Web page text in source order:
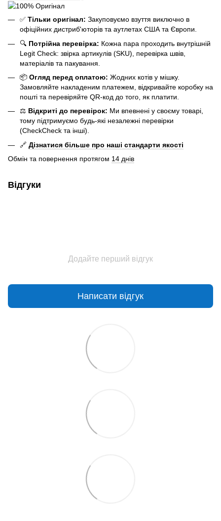
✅ Тільки оригінал: Закуповуємо взуття виключно в
офіційних дистриб'юторів та аутлетах США та Європи.
🔍 Потрійна перевірка: Кожна пара проходить внутрішній
Legit Check: звірка артикулів (SKU), перевірка швів,
матеріалів та пакування.
📦 Огляд перед оплатою: Жодних котів у мішку.
Замовляйте накладеним платежем, відкривайте коробку на
пошті та перевіряйте QR-код до того, як платити.
⚖️ Відкриті до перевірок: Ми впевнені у своєму товарі,
тому підтримуємо будь-які незалежні перевірки
(CheckCheck та інші).
🔗 Дізнатися більше про наші стандарти якості
Обмін та повернення протягом 14 днів
Відгуки
Додайте перший відгук
Написати відгук